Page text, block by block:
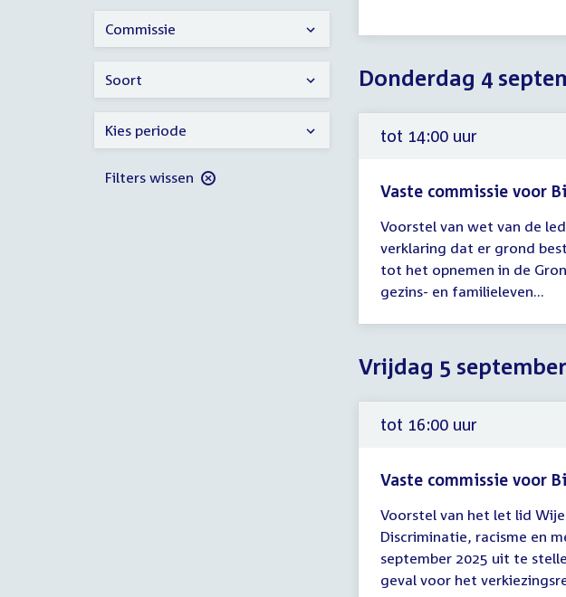
17:30
Donderdag 4
tot 14:00 uur
Vaste commissie voor
vergadering
tot
14:00
uur
Voorstel van wet van de
verklaring dat er grond
tot het opnemen in de
gezins- en familieleven...
Vrijdag 5
tot 16:00 uur
Vaste commissie voor
vergadering
tot
16:00
uur
Voorstel van het let lid
Discriminatie, racisme en
september 2025 uit te
geval voor het
Commissie
Soort
Kies periode
Filters wissen